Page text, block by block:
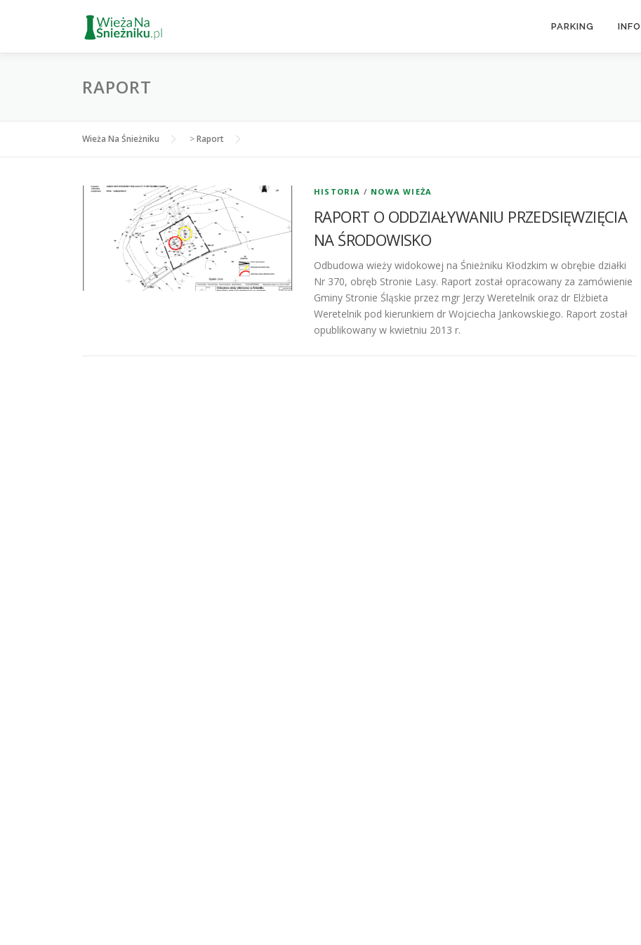
PARKING INFO
RAPORT
Wieża Na Śnieżniku >Raport
HISTORIA / NOWA WIEŻA
RAPORT O ODDZIAŁYWANIU PRZEDSIĘWZIĘCIA
NA ŚRODOWISKO
Odbudowa wieży widokowej na Śnieżniku Kłodzkim w obrębie działki
Nr 370, obręb Stronie Lasy. Raport został opracowany za zamówienie
Gminy Stronie Śląskie przez mgr Jerzy Weretelnik oraz dr Elżbieta
Weretelnik pod kierunkiem dr Wojciecha Jankowskiego. Raport został
opublikowany w kwietniu 2013 r.